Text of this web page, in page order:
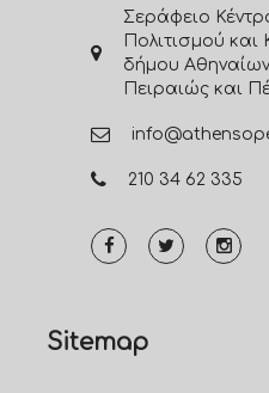
Σεράφειο
Πολιτισμού και
δήμου Αθηναίων
Πειραιώς και
210 34 62 335
Sitemap